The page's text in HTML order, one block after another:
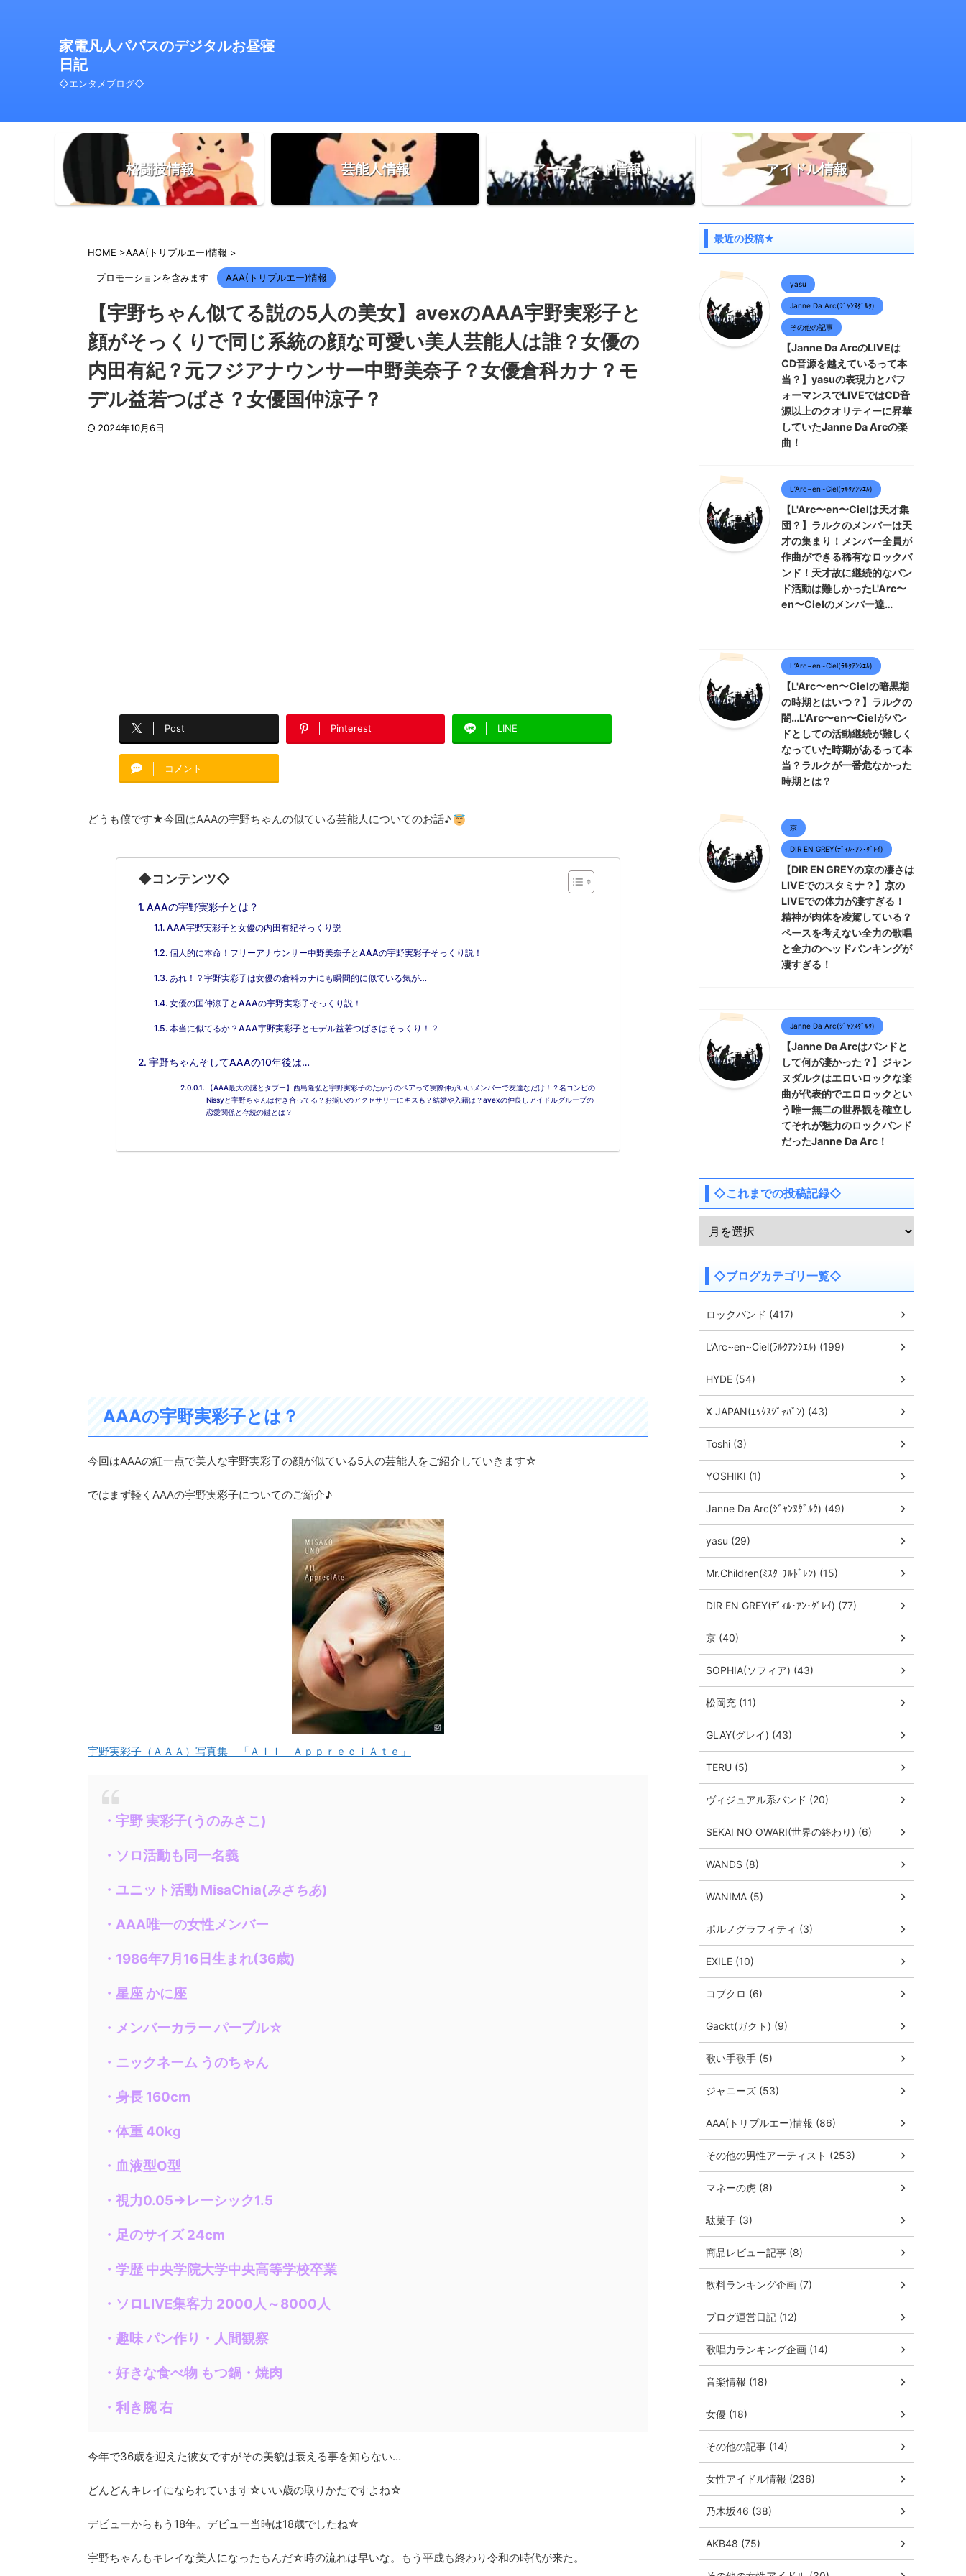
家電凡人パパスのデジタルお昼寝
日記
◇エンタメブログ◇
格闘技情報 芸能人情報 アーティスト情報♪ アイドル情報
HOME >AAA(トリプルエー)情報 >
プロモーションを含みます AAA(トリプルエー)情報
【宇野ちゃん似てる説の5人の美女】avexのAAA宇野実彩子と
顔がそっくりで同じ系統の顔な可愛い美人芸能人は誰？女優の
内田有紀？元フジアナウンサー中野美奈子？女優倉科カナ？モ
デル益若つばさ？女優国仲涼子？
2024年10月6日
Post Pinterest LINE
コメント
どうも僕です★今回はAAAの宇野ちゃんの似ている芸能人についてのお話♪
◆コンテンツ◇
AAAの宇野実彩子とは？
AAA宇野実彩子と女優の内田有紀そっくり説
個人的に本命！フリーアナウンサー中野美奈子とAAAの宇野実彩子そっくり説！
あれ！？宇野実彩子は女優の倉科カナにも瞬間的に似ている気が…
女優の国仲涼子とAAAの宇野実彩子そっくり説！
本当に似てるか？AAA宇野実彩子とモデル益若つばさはそっくり！？
宇野ちゃんそしてAAAの10年後は…
【AAA最大の謎とタブー】西島隆弘と宇野実彩子のたかうのペアって実際仲がいいメンバーで友達なだけ！？名コンビの
Nissyと宇野ちゃんは付き合ってる？お揃いのアクセサリーにキスも？結婚や入籍は？avexの仲良しアイドルグループの
恋愛関係と存続の鍵とは？
AAAの宇野実彩子とは？
今回はAAAの紅一点で美人な宇野実彩子の顔が似ている5人の芸能人をご紹介していきます☆
ではまず軽くAAAの宇野実彩子についてのご紹介♪
宇野実彩子（ＡＡＡ）写真集 「Ａｌｌ ＡｐｐｒｅｃｉＡｔｅ」
・宇野 実彩子(うのみさこ)
・ソロ活動も同一名義
・ユニット活動 MisaChia(みさちあ)
・AAA唯一の女性メンバー
・1986年7月16日生まれ(36歳)
・星座かに座
・メンバーカラー パープル☆
・ニックネーム うのちゃん
・身長 160cm
・体重 40kg
・血液型O型
・視力0.05→レーシック1.5
・足のサイズ 24cm
・学歴 中央学院大学中央高等学校卒業
・ソロLIVE集客力 2000人～8000人
・趣味 パン作り・人間観察
・好きな食べ物 もつ鍋・焼肉
・利き腕 右
今年で36歳を迎えた彼女ですがその美貌は衰える事を知らない…
どんどんキレイになられています☆いい歳の取りかたですよね☆
デビューからもう18年。デビュー当時は18歳でしたね☆
宇野ちゃんもキレイな美人になったもんだ☆時の流れは早いな。もう平成も終わり令和の時代が来た。
最近の投稿★
yasu
Janne Da Arc(ｼﾞｬﾝﾇﾀﾞﾙｸ)
その他の記事
【Janne Da ArcのLIVEは
CD音源を越えているって本
当？】yasuの表現力とパフ
ォーマンスでLIVEではCD音
源以上のクオリティーに昇華
していたJanne Da Arcの楽
曲！
L’Arc~en~Ciel(ﾗﾙｸｱﾝｼｴﾙ)
【L'Arc〜en〜Cielは天才集
団？】ラルクのメンバーは天
才の集まり！メンバー全員が
作曲ができる稀有なロックバ
ンド！天才故に継続的なバン
ド活動は難しかったL'Arc〜
en〜Cielのメンバー達…
L’Arc~en~Ciel(ﾗﾙｸｱﾝｼｴﾙ)
【L'Arc〜en〜Cielの暗黒期
の時期とはいつ？】ラルクの
闇…L'Arc〜en〜Cielがバン
ドとしての活動継続が難しく
なっていた時期があるって本
当？ラルクが一番危なかった
時期とは？
京
DIR EN GREY(ﾃﾞｨﾙ･ｱﾝ･ｸﾞﾚｲ)
【DIR EN GREYの京の凄さは
LIVEでのスタミナ？】京の
LIVEでの体力が凄すぎる！
精神が肉体を凌駕している？
ペースを考えない全力の歌唱
と全力のヘッドバンキングが
凄すぎる！
Janne Da Arc(ｼﾞｬﾝﾇﾀﾞﾙｸ)
【Janne Da Arcはバンドと
して何が凄かった？】ジャン
ヌダルクはエロいロックな楽
曲が代表的でエロロックとい
う唯一無二の世界観を確立し
てそれが魅力のロックバンド
だったJanne Da Arc！
◇これまでの投稿記録◇
◇ブログカテゴリ一覧◇
ロックバンド (417)
L’Arc~en~Ciel(ﾗﾙｸｱﾝｼｴﾙ) (199)
HYDE (54)
X JAPAN(ｴｯｸｽｼﾞｬﾊﾟﾝ) (43)
Toshi (3)
YOSHIKI (1)
Janne Da Arc(ｼﾞｬﾝﾇﾀﾞﾙｸ) (49)
yasu (29)
Mr.Children(ﾐｽﾀｰﾁﾙﾄﾞﾚﾝ) (15)
DIR EN GREY(ﾃﾞｨﾙ･ｱﾝ･ｸﾞﾚｲ) (77)
京 (40)
SOPHIA(ソフィア) (43)
松岡充 (11)
GLAY(グレイ) (43)
TERU (5)
ヴィジュアル系バンド (20)
SEKAI NO OWARI(世界の終わり) (6)
WANDS (8)
WANIMA (5)
ポルノグラフィティ (3)
EXILE (10)
コブクロ (6)
Gackt(ガクト) (9)
歌い手歌手 (5)
ジャニーズ (53)
AAA(トリプルエー)情報 (86)
その他の男性アーティスト (253)
マネーの虎 (8)
駄菓子 (3)
商品レビュー記事 (8)
飲料ランキング企画 (7)
ブログ運営日記 (12)
歌唱力ランキング企画 (14)
音楽情報 (18)
女優 (18)
その他の記事 (14)
女性アイドル情報 (236)
乃木坂46 (38)
AKB48 (75)